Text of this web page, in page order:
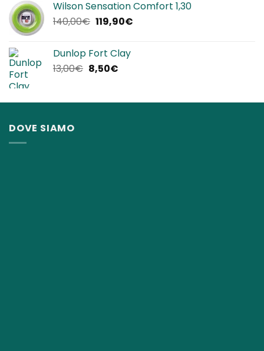
era:
25,00€.
è:
22,90€.
Wilson Sensation Comfort 1,30
140,00€ Il
era:
140,00€.
119,90€Il
Dunlop Fort Clay
13,00€ Il
era:
8,50€Il
è:
DOVE SIAMO